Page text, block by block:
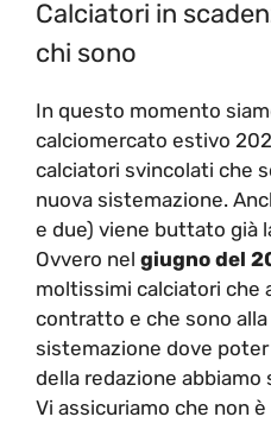
Calciatori in
chi sono
In questo momento
calciomercato estivo
calciatori svincolati che
nuova sistemazione.
e due) viene buttato già
Ovvero nel giugno del
moltissimi calciatori che
contratto e che sono
sistemazione dove
della redazione
Vi assicuriamo che non